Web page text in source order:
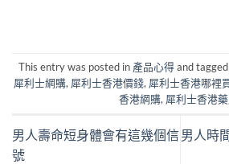
This entry was posted in 產品心得and tagged
犀利士網購, 犀利士香港價錢, 犀利士香港哪裡
香港網購, 犀利士香港
男人壽命短身體會有這幾個信
號
男人時